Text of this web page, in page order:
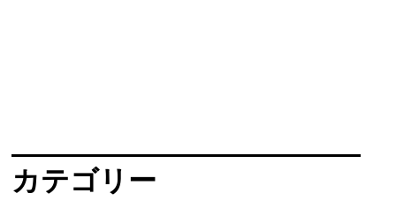
カテゴリー